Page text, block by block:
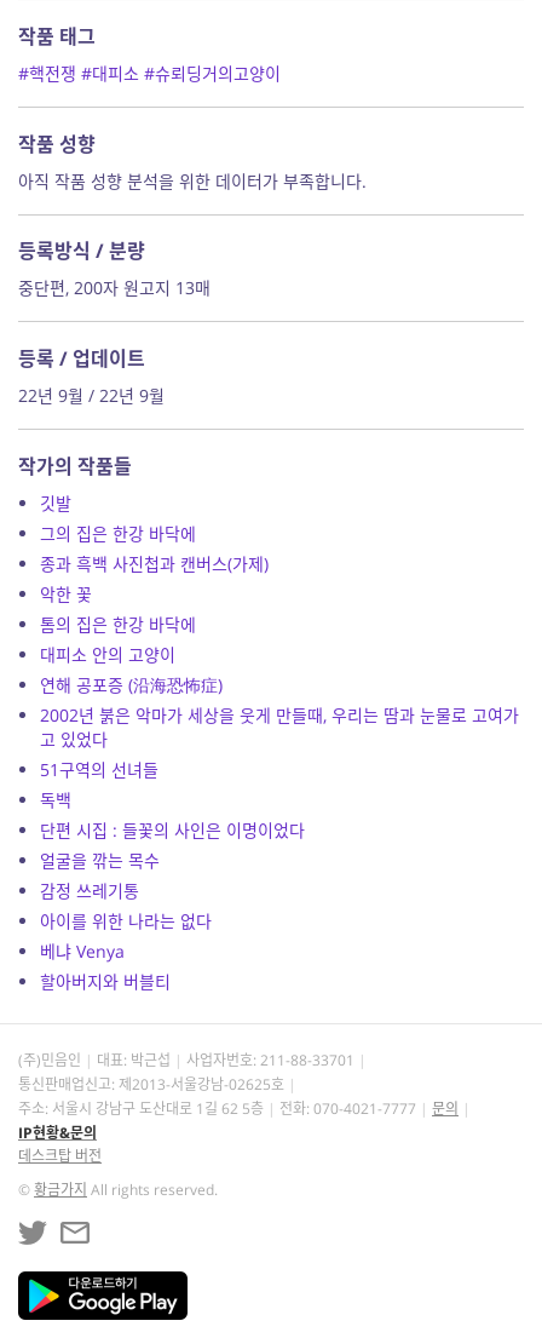
작품 태그
#핵전쟁 #대피소 #슈뢰딩거의고양이
작품 성향
아직 작품 성향 분석을 위한 데이터가 부족합니다.
등록방식 / 분량
중단편, 200자 원고지 13매
등록 / 업데이트
22년 9월 / 22년 9월
작가의 작품들
깃발
그의 집은 한강 바닥에
종과 흑백 사진첩과 캔버스(가제)
악한 꽃
톰의 집은 한강 바닥에
대피소 안의 고양이
연해 공포증 (沿海恐怖症)
2002년 붉은 악마가 세상을 웃게 만들때, 우리는 땀과 눈물로 고여가
고 있었다
51구역의 선녀들
독백
단편 시집 : 들꽃의 사인은 이명이었다
얼굴을 깎는 목수
감정 쓰레기통
아이를 위한 나라는 없다
베냐 Venya
할아버지와 버블티
(주)민음인 대표: 박근섭 사업자번호: 211-88-33701
통신판매업신고: 제2013-서울강남-02625호
주소: 서울시 강남구 도산대로 1길 62 5층
전화: 070-4021-7777
문의
IP현황&문의
데스크탑 버전
©황금가지 All rights reserved.